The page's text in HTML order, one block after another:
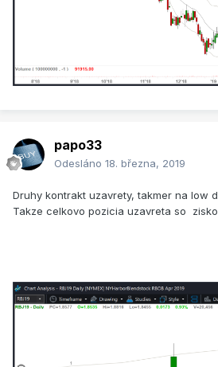
papo33
Odesláno 18. března, 2019
Druhy kontrakt uzavrety, takmer na low
Takze celkovo pozicia uzavreta so